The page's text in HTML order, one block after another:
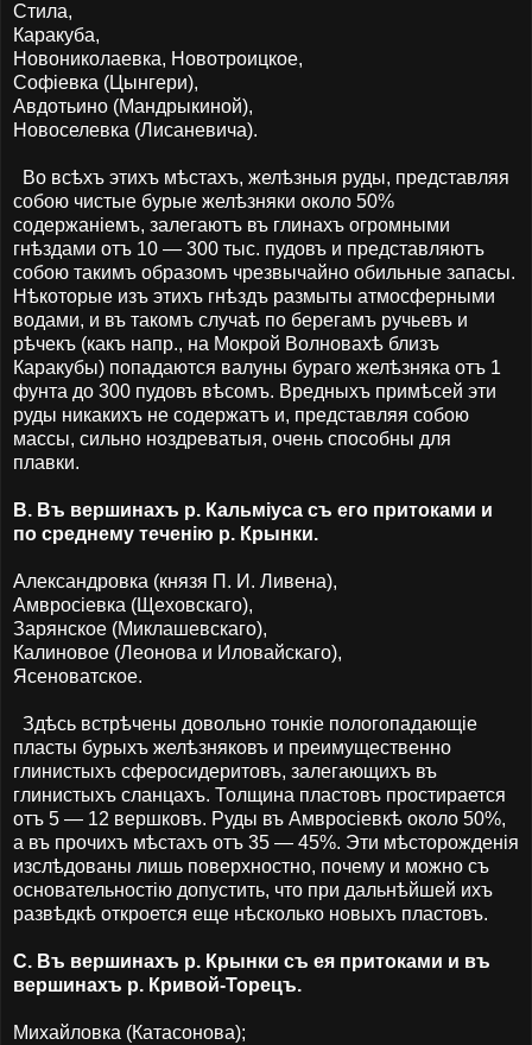
Стила,
Каракуба,
Новониколаевка, Новотроицкое,
Софiевка (Цынгери),
Авдотьино (Мандрыкиной),
Новоселевка (Лисаневича).
Во всѣхъ этихъ мѣстахъ, желѣзныя руды, представляя
собою чистые бурые желѣзняки около 50%
содержаніемъ, залегаютъ въ глинахъ огромными
гнѣздами отъ 10 — 300 тыс. пудовъ и представляютъ
собою такимъ образомъ чрезвычайно обильные запасы.
Нѣкоторые изъ этихъ гнѣздъ размыты атмосферными
водами, и въ такомъ случаѣ по берегамъ ручьевъ и
рѣчекъ (какъ напр., на Мокрой Волновахѣ близъ
Каракубы) попадаются валуны бураго желѣзняка отъ 1
фунта до 300 пудовъ вѣсомъ. Вредныхъ примѣсей эти
руды никакихъ не содержатъ и, представляя собою
массы, сильно ноздреватыя, очень способны для
плавки.
B. Въ вершинахъ р. Кальміуса съ его притоками и
по среднему теченію р. Крынки.
Александровка (князя П. И. Ливена),
Амвросіевка (Щеховскаго),
Зарянское (Миклашевскаго),
Калиновое (Леонова и Иловайскаго),
Ясеноватское.
Здѣсь встрѣчены довольно тонкіе пологопадающіе
пласты бурыхъ желѣзняковъ и преимущественно
глинистыхъ сферосидеритовъ, залегающихъ въ
глинистыхъ сланцахъ. Толщина пластовъ простирается
отъ 5 — 12 вершковъ. Руды въ Амвросіевкѣ около 50%,
а въ прочихъ мѣстахъ отъ 35 — 45%. Эти мѣсторожденія
изслѣдованы лишь поверхностно, почему и можно съ
основательностію допустить, что при дальнѣйшей ихъ
развѣдкѣ откроется еще нѣсколько новыхъ пластовъ.
C. Въ вершинахъ р. Крынки съ ея притоками и въ
вершинахъ р. Кривой-Торецъ.
Михайловка (Катасонова);